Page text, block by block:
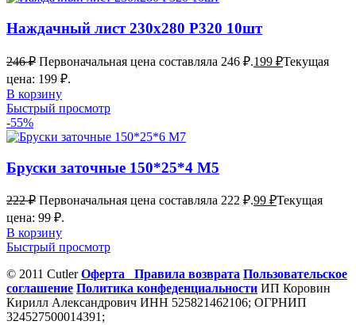
Наждачный лист 230х280 Р320 10шт
246₽ Первоначальная цена составляла 246 ₽.199 ₽Текущая
цена: 199 ₽.
В корзину
Быстрый просмотр
-55%
Бруски заточные 150*25*4 М5
222₽ Первоначальная цена составляла 222 ₽.99 ₽Текущая
цена: 99 ₽.
В корзину
Быстрый просмотр
© 2011 CutlerОферта Правила возврата Пользовательское
соглашение Политика конфеденциальности ИП Коровин
Кирилл Александрович ИНН 525821462106; ОГРНИП
324527500014391;